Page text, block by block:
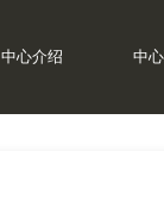
中心介绍 中